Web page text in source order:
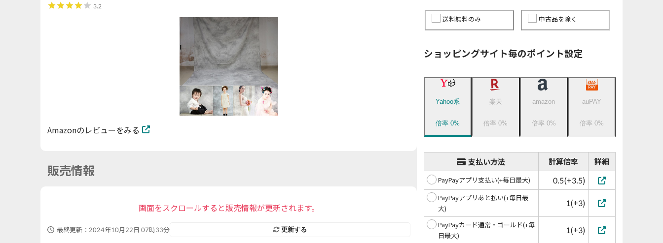
3.2
Amazonのレビューをみる
販売情報
画面をスクロールすると販売情報が更新されます。
最終更新： 2024年10月22日 07時33分 更新する
送料無料のみ 中古品を除く
ショッピングサイト毎のポイント設定
Yahoo系
倍率0%
楽天
倍率0%
amazon
倍率 0%
auPAY
倍率0%
支払い方法 計算倍率 詳細
PayPayアプリ支払い(+毎日最大) 0.5(+3.5)
PayPayアプリあと払い(+毎日最
大)
1(+3)
PayPayカード通常・ゴールド(+毎
日最大)
1(+3)